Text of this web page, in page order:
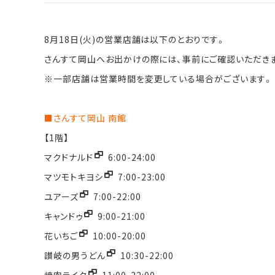
8月18日(火)の営業店舗は以下のとおりです。
さんすて岡山へお出かけの際には、事前にご確認いただき
※一部店舗は営業時間を変更している場合がございます。
■さんすて岡山 南館
【1階】
マクドナルド
6:00-24:00
マツモトキヨシ
7:00-23:00
ユアーズ
7:00-22:00
キャンドゥ
9:00-21:00
花いちご
10:00-20:00
讃岐の男うどん
10:30-22:00